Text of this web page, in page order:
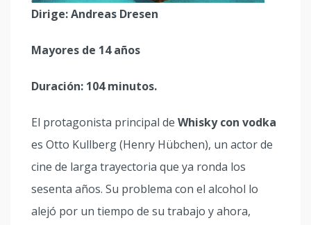
Dirige: Andreas Dresen
Mayores de 14 años
Duración: 104 minutos.
El protagonista principal de Whisky con vodka
es Otto Kullberg (Henry Hübchen), un actor de
cine de larga trayectoria que ya ronda los
sesenta años. Su problema con el alcohol lo
alejó por un tiempo de su trabajo y ahora,